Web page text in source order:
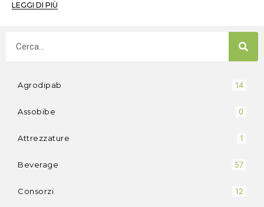
LEGGI DI PIÙ
Agrodipab 14
Assobibe 0
Attrezzature 1
Beverage 57
Consorzi 12